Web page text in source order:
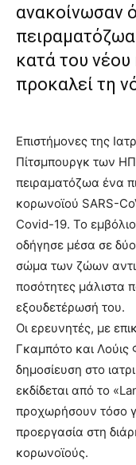
porn
ανακοίνωσαν
κατά του
προκαλεί τη
Επιστήμονες της
Πίτσμπουργκ των
πειραματόζωα ένα
κορωνοϊού SARS-
Covid-19. Το
οδήγησε μέσα σε
σώμα των ζώων
ποσότητες μάλιστα
εξουδετέρωσή του.
Οι ερευνητές, με
Γκαμπότο και
δημοσίευση στο
εκδίδεται από το
προχωρήσουν τόσο
προεργασία στη
κορωνοϊούς.